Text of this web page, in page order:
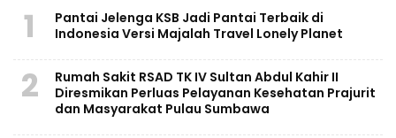
1
Pantai Jelenga KSB Jadi Pantai Terbaik di
Indonesia Versi Majalah Travel Lonely Planet
2
Rumah Sakit RSAD TK IV Sultan Abdul Kahir II
Diresmikan Perluas Pelayanan Kesehatan Prajurit
dan Masyarakat Pulau Sumbawa